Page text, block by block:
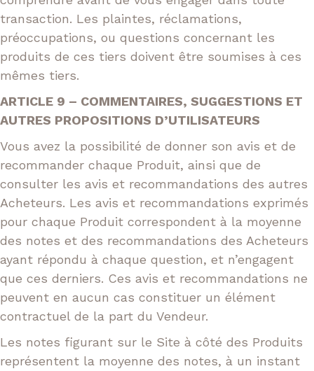
transaction. Les plaintes, réclamations,
préoccupations, ou questions concernant les
produits de ces tiers doivent être soumises à ces
mêmes tiers.
ARTICLE 9 – COMMENTAIRES, SUGGESTIONS ET
AUTRES PROPOSITIONS D’UTILISATEURS
Vous avez la possibilité de donner son avis et de
recommander chaque Produit, ainsi que de
consulter les avis et recommandations des autres
Acheteurs. Les avis et recommandations exprimés
pour chaque Produit correspondent à la moyenne
des notes et des recommandations des Acheteurs
ayant répondu à chaque question, et n’engagent
que ces derniers. Ces avis et recommandations ne
peuvent en aucun cas constituer un élément
contractuel de la part du Vendeur.
Les notes figurant sur le Site à côté des Produits
représentent la moyenne des notes, à un instant